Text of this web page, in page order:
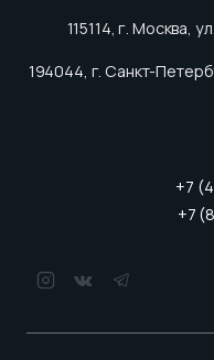
115114, г. Москва,
194044, г. Санкт-
+7
+7